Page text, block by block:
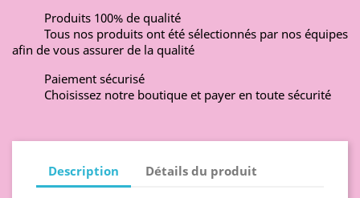
Produits 100% de qualité
Tous nos produits ont été sélectionnés par nos équipes
afin de vous assurer de la qualité
Paiement sécurisé
Choisissez notre boutique et payer en toute sécurité
Description Détails du produit